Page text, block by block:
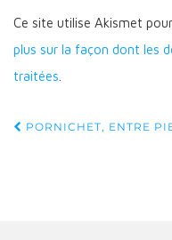
Ce site utilise Akismet
plus sur la façon dont les
traitées
Navigation
PORNICHET, ENTRE